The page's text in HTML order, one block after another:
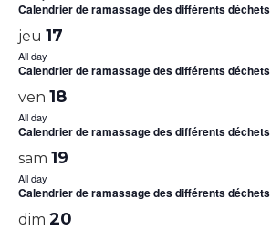
Calendrier de ramassage des différents déchets
jeu 17
All day
Calendrier de ramassage des différents déchets
ven 18
All day
Calendrier de ramassage des différents déchets
sam 19
All day
Calendrier de ramassage des différents déchets
dim 20